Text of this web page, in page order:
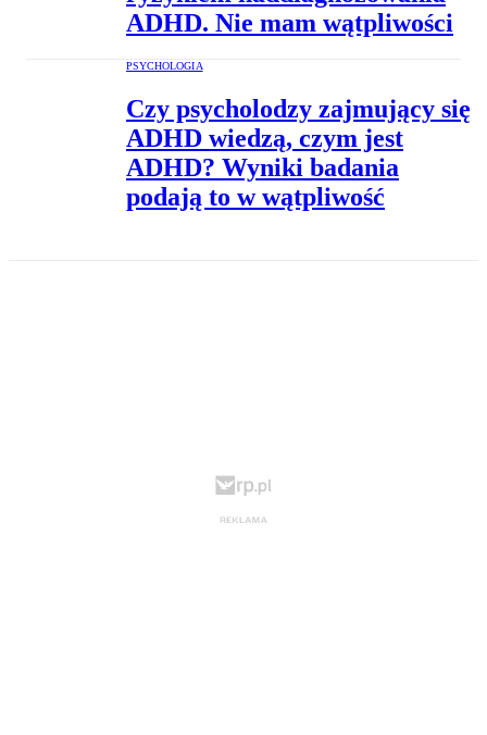
ADHD. Nie mam wątpliwości
PSYCHOLOGIA
Czy psycholodzy zajmujący się
ADHD wiedzą, czym jest
ADHD? Wyniki badania
podają to w wątpliwość